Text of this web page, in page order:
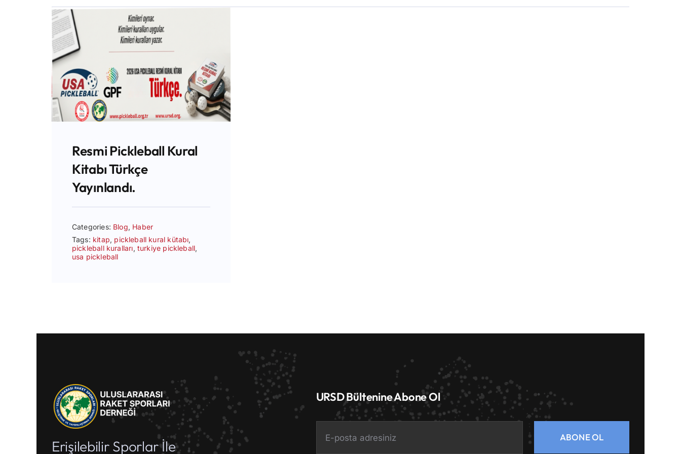
Resmi Pickleball Kural
Kitabı Türkçe
Yayınlandı.
Categories: Blog, Haber
Tags: kitap, pickleball kural kütabı,
pickleball kuralları, turkiye pickleball,
usa pickleball
Erişilebilir Sporlar İle
URSD Bültenine Abone Ol
ABONE OL